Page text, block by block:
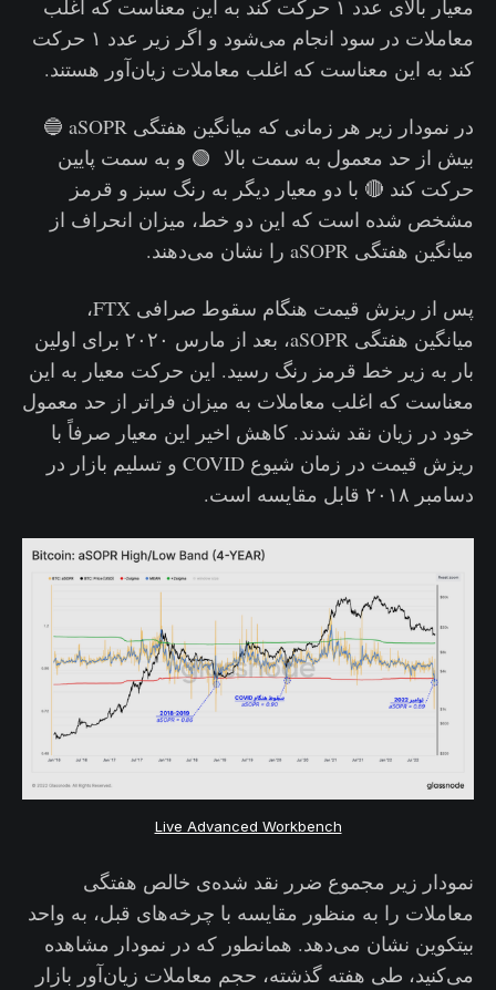
معیار بالای عدد ۱ حرکت کند به این معناست که اغلب
معاملات در سود انجام می‌شود و اگر زیر عدد ۱ حرکت
کند به این معناست که اغلب معاملات زیان‌آور هستند.
در نمودار زیر هر زمانی که میانگین هفتگی aSOPR 🔵
بیش از حد معمول به سمت بالا 🟢 و به سمت پایین
حرکت کند 🔴 با دو معیار دیگر به رنگ سبز و قرمز
مشخص شده است که این دو خط، میزان انحراف از
میانگین هفتگی aSOPR را نشان می‌دهند.
پس از ریزش قیمت هنگام سقوط صرافی FTX،
میانگین هفتگی aSOPR، بعد از مارس ۲۰۲۰ برای اولین
بار به زیر خط قرمز رنگ رسید. این حرکت معیار به این
معناست که اغلب معاملات به میزان فراتر از حد معمول
خود در زیان نقد شدند. کاهش اخیر این معیار صرفاً با
ریزش قیمت در زمان شیوع COVID و تسلیم بازار در
دسامبر ۲۰۱۸ قابل مقایسه است.
Live Advanced Workbench
نمودار زیر مجموع ضرر نقد شده‌ی خالص هفتگی
معاملات را به منظور مقایسه با چرخه‌های قبل، به واحد
بیتکوین نشان می‌دهد. همانطور که در نمودار مشاهده
می‌کنید، طی هفته گذشته، حجم معاملات زیان‌آور بازار